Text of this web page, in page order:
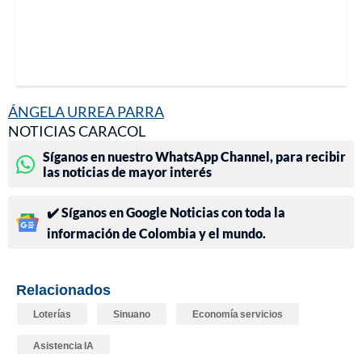
ÁNGELA URREA PARRA
NOTICIAS CARACOL
Síganos en nuestro WhatsApp Channel, para recibir
las noticias de mayor interés
✔️ Síganos en Google Noticias con toda la
información de Colombia y el mundo.
Relacionados
Loterías Sinuano Economía servicios
Asistencia IA